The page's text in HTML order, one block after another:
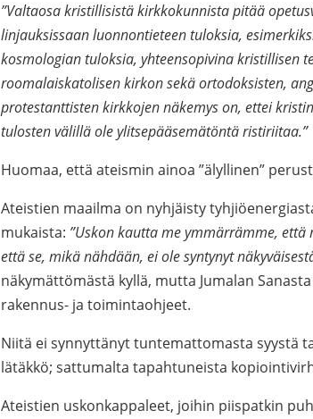
”Valtaosa kristillisistä kirkkokunnista pitää
linjauksissaan luonnontieteen tuloksia,
kosmologian tuloksia, yhteensopivina kristillisen
roomalaiskatolisen kirkon sekä ortodoksisten,
protestanttisten kirkkojen näkemys on, ettei
tulosten välillä ole ylitsepääsemätöntä ristiriitaa.”
Huomaa, että ateismin ainoa ”älyllinen”
Ateistien maailma on nyhjäisty
mukaista: ”Uskon kautta me ymmärrämme,
että se, mikä nähdään, ei ole syntynyt
näkymättömästä kyllä, mutta Jumalan
rakennus- ja toimintaohjeet.
Niitä ei synnyttänyt tuntemattomasta syystä
lätäkkö; sattumalta tapahtuneista
Ateistien uskonkappaleet, joihin piispatkin